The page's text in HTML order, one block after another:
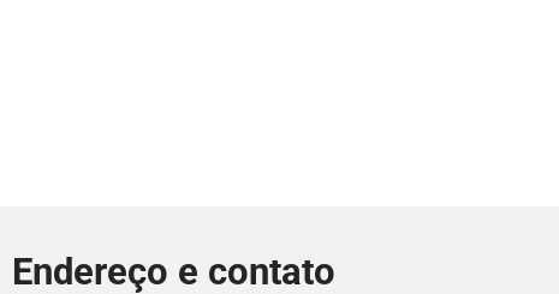
Endereço e contato